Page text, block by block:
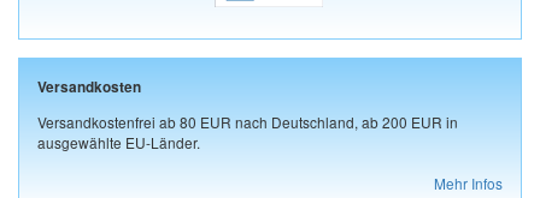
Versandkosten
Versandkostenfrei ab 80 EUR nach Deutschland, ab 200 EUR in
ausgewählte EU-Länder.
Mehr Infos